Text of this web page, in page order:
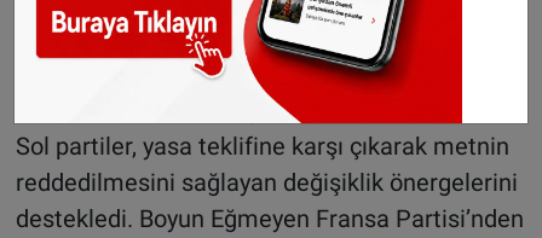
teklifin benzer bir hukuki temele sahip
olmadığını ifade etti.
Sol partilerden sert tepki
Sol partiler, yasa teklifine karşı çıkarak metnin
reddedilmesini sağlayan değişiklik önergelerini
destekledi. Boyun Eğmeyen Fransa Partisi’nden